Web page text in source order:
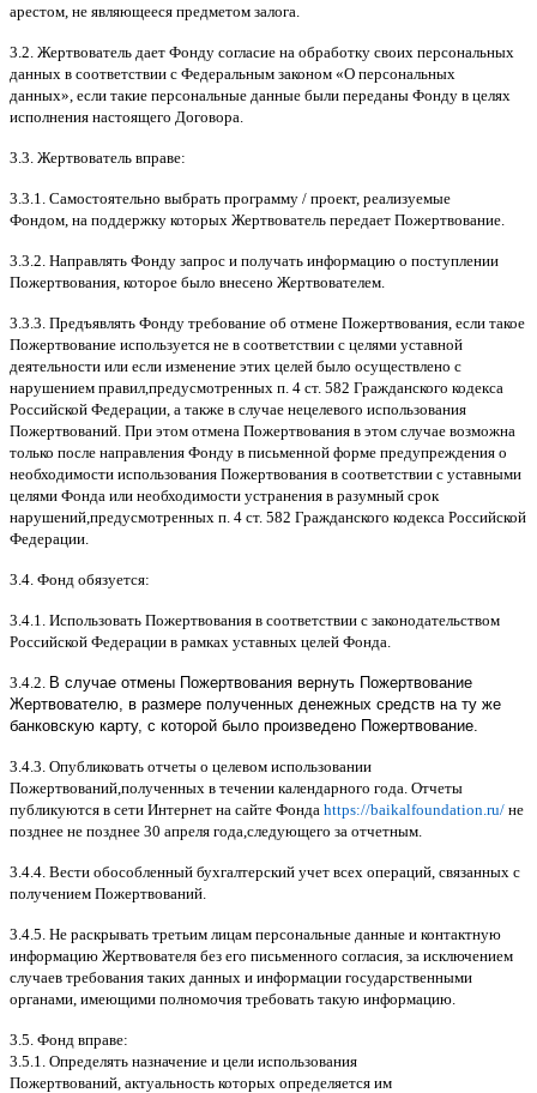
арестом не являющееся предметом залога
3.2. Жертвователь дает Фонду согласие на обработку своих персональных
данных в соответствии с Федеральным законом «О персональных
данных», если такие персональные данные были переданы Фонду в целях
исполнения настоящего Договора
3.3. Жертвователь вправе:
3.3.1. Самостоятельно выбрать программу / проект, реализуемые
Фондом на поддержку которых Жертвователь передает Пожертвование
3.3.2. Направлять Фонду запрос и получать информацию о поступлении
Пожертвования которое было внесено Жертвователем
3.3.3. Предъявлять Фонду требование об отмене Пожертвования если такое
Пожертвование используется не в соответствии с целями уставной
деятельности или если изменение этих целей было осуществлено с
нарушением правил предусмотренных п . 4 ст. 582 Гражданского кодекса
Российской Федерации а также в случае нецелевого использования
Пожертвований При этом отмена Пожертвования в этом случае возможна
только после направления Фонду в письменной форме предупреждения о
необходимости использования Пожертвования в соответствии с уставными
целями Фонда или необходимости устранения в разумный срок
нарушений предусмотренных п . 4 ст. 582 Гражданского кодекса Российской
Федерации
3.4. Фонд обязуется:
3.4.1. Использовать Пожертвования в соответствии с законодательством
Российской Федерации в рамках уставных целей Фонда
3.4.2. В случае отмены Пожертвования вернуть Пожертвование
Жертвователю, в размере полученных денежных средств на ту же
банковскую карту, с которой было произведено Пожертвование.
3.4.3. Опубликовать отчеты о целевом использовании
Пожертвований полученных в течении календарного года Отчеты
публикуются в сети Интернет на сайте Фонда https://baikalfoundation.ru/ не
позднее не позднее 30 апреля года следующего за отчетным
3.4.4. Вести обособленный бухгалтерский учет всех операций связанных с
получением Пожертвований
3.4.5. Не раскрывать третьим лицам персональные данные и контактную
информацию Жертвователя без его письменного согласия за исключением
случаев требования таких данных и информации государственными
органами имеющими полномочия требовать такую информацию
3.5. Фонд вправе:
3.5.1. Определять назначение и цели использования
Пожертвований актуальность которых определяется им